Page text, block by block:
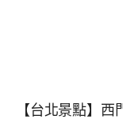
【台北景點】